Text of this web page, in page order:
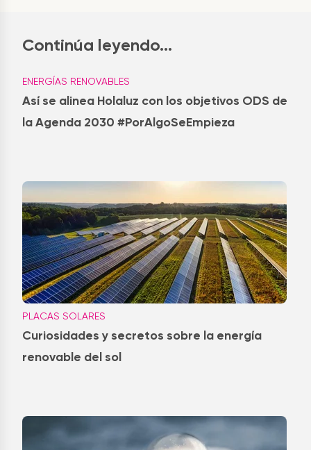
Continúa leyendo...
ENERGÍAS RENOVABLES
Así se alinea Holaluz con los objetivos ODS de
la Agenda 2030 #PorAlgoSeEmpieza
PLACAS SOLARES
Curiosidades y secretos sobre la energía
renovable del sol